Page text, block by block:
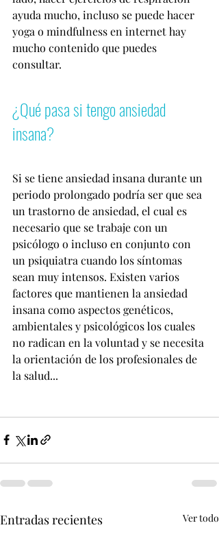
ayuda mucho, incluso se puede hacer
yoga o mindfulness en internet hay
mucho contenido que puedes
consultar.
¿Qué pasa si tengo ansiedad
insana?
Si se tiene ansiedad insana durante un
periodo prolongado podría ser que sea
un trastorno de ansiedad, el cual es
necesario que se trabaje con un
psicólogo o incluso en conjunto con
un psiquiatra cuando los síntomas
sean muy intensos. Existen varios
factores que mantienen la ansiedad
insana como aspectos genéticos,
ambientales y psicológicos los cuales
no radican en la voluntad y se necesita
la orientación de los profesionales de
la salud...
Entradas recientes Ver todo